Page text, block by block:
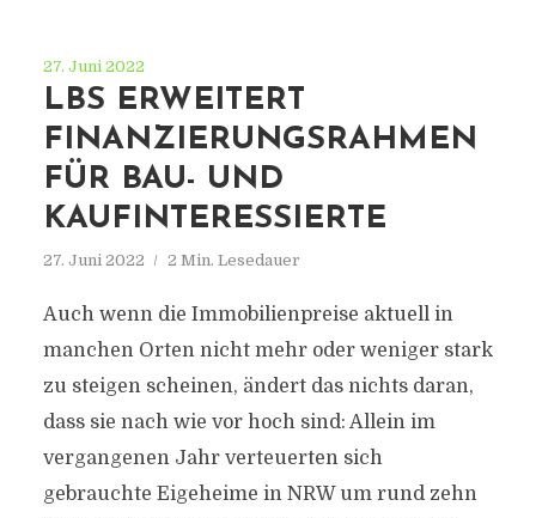
27. Juni 2022
LBS ERWEITERT
FINANZIERUNGSRAHMEN
FÜR BAU- UND
KAUFINTERESSIERTE
27. Juni 2022 2 Min. Lesedauer
Auch wenn die Immobilienpreise aktuell in
manchen Orten nicht mehr oder weniger stark
zu steigen scheinen, ändert das nichts daran,
dass sie nach wie vor hoch sind: Allein im
vergangenen Jahr verteuerten sich
gebrauchte Eigeheime in NRW um rund zehn